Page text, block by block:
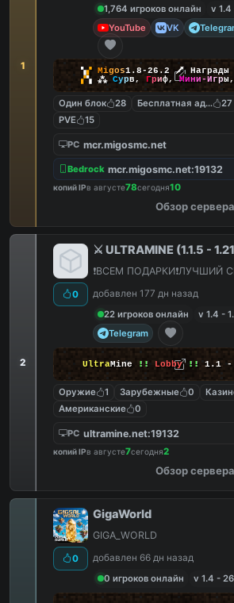
1
1,764 игроков онлайн
v 1.4
YouTube
VK
▚▞ Migos1.8-26.2🗡
▞▚ ⁂ Сурв, Гриф,Мини-Игры
Один блок 28 Бесплатная админка
27
PVE
15
PC mcr.migosmc.net
Bedrock mcr.migosmc.net:19132
копий IPв августе78сегодня10
Обзор сервера
2
0
⚔️ ULTRAMINE (1.1.5 -
❗️ВСЕМ ПОДАРКИ❗️ЛУЧШИЙ
добавлен 177 дн назад
22 игроков онлайн
v 1.4 -
Telegram
UltraMine !! Lobby !! 1.1 -
Оружие 1 Зарубежные 0
Американские
0
PC ultramine.net:19132
копий IPв августе7сегодня2
Обзор сервера
0
GigaWorld
GIGA_WORLD
добавлен 66 дн назад
0 игроков онлайн
v 1.4 -